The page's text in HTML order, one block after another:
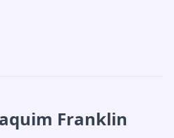
Franklin